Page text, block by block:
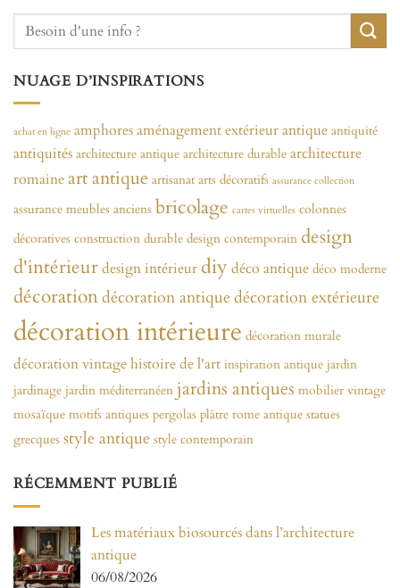
NUAGE D’INSPIRATIONS
achat en ligne amphoresaménagement extérieurantique antiquité
antiquités architecture antique architecture durable architecture
romaineart antique artisanat arts décoratifs assurance collection
assurance meubles anciens bricolage cartes virtuelles colonnes
décoratives construction durable design contemporain design
d'intérieurdesign intérieur diy déco antique déco moderne
décorationdécoration antiquedécoration extérieure
décoration intérieure décoration murale
décoration vintagehistoire de l'art inspiration antique jardin
jardinage jardin méditerranéen jardins antiques mobilier vintage
mosaïque motifs antiques pergolas plâtre rome antique statues
grecques style antique style contemporain
RÉCEMMENT PUBLIÉ
Les matériaux biosourcés dans l’architecture
antique
06/08/2026